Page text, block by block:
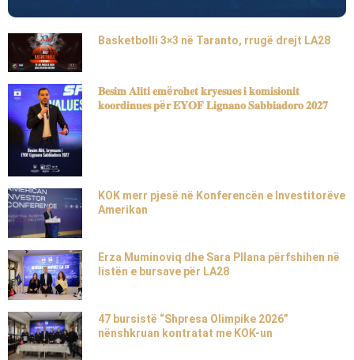
Basketbolli 3×3 në Taranto, rrugë drejt LA28
𝐁𝐞𝐬𝐢𝐦 𝐀𝐥𝐢𝐭𝐢 𝐞𝐦ë𝐫𝐨𝐡𝐞𝐭 𝐤𝐫𝐲𝐞𝐬𝐮𝐞𝐬 𝐢 𝐤𝐨𝐦𝐢𝐬𝐢𝐨𝐧𝐢𝐭
𝐤𝐨𝐨𝐫𝐝𝐢𝐧𝐮𝐞𝐬 𝐩ë𝐫 𝐄𝐘𝐎𝐅 𝐋𝐢𝐠𝐧𝐚𝐧𝐨 𝐒𝐚𝐛𝐛𝐢𝐚𝐝𝐨𝐫𝐨 𝟐𝟎𝟐𝟕
KOK merr pjesë në Konferencën e Investitorëve
Amerikan
Erza Muminoviq dhe Sara Pllana përfshihen në
listën e bursave për LA28
47 bursistë “Shpresa Olimpike 2026”
nënshkruan kontratat me KOK-un